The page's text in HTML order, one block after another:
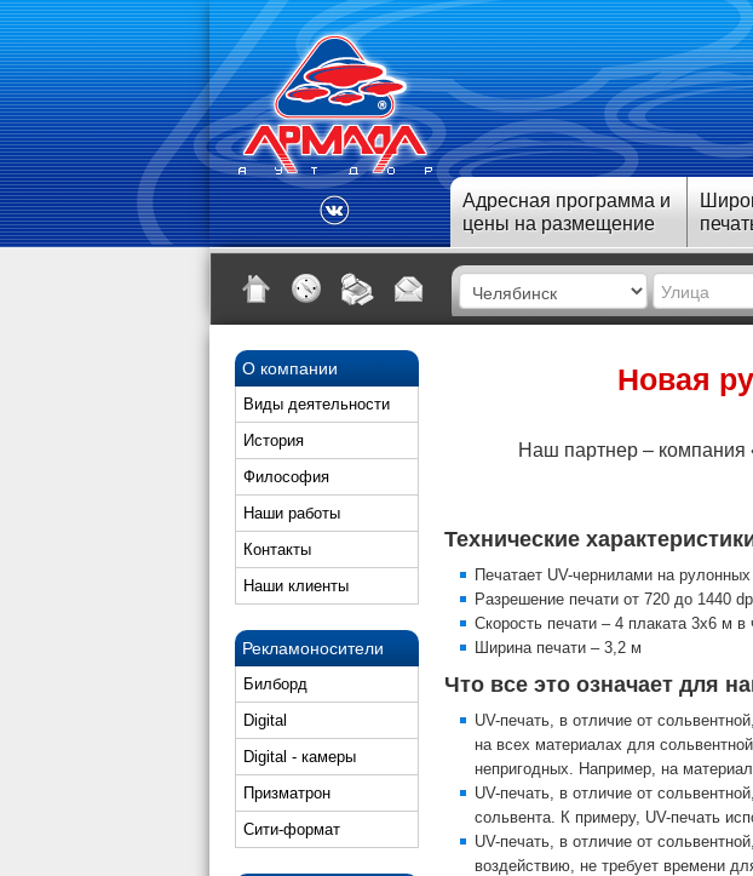
Адресная программа и
цены на размещение
О компании
Виды деятельности
История
Философия
Наши работы
Контакты
Наши клиенты
Рекламоносители
Билборд
Digital
Digital - камеры
Призматрон
Сити-формат
Новая
Наш партнер –
Технические
Печатает UV-чернилами на
Разрешение печати от 720 до 1440
Скорость печати – 4 плаката 3х6 м в
Ширина печати – 3,2 м
Что все это означает для
UV-печать, в отличие от
на всех материалах для
непригодных. Например, на
UV-печать, в отличие от
сольвента. К примеру, UV-печать
UV-печать, в отличие от
воздействию, не требует времени